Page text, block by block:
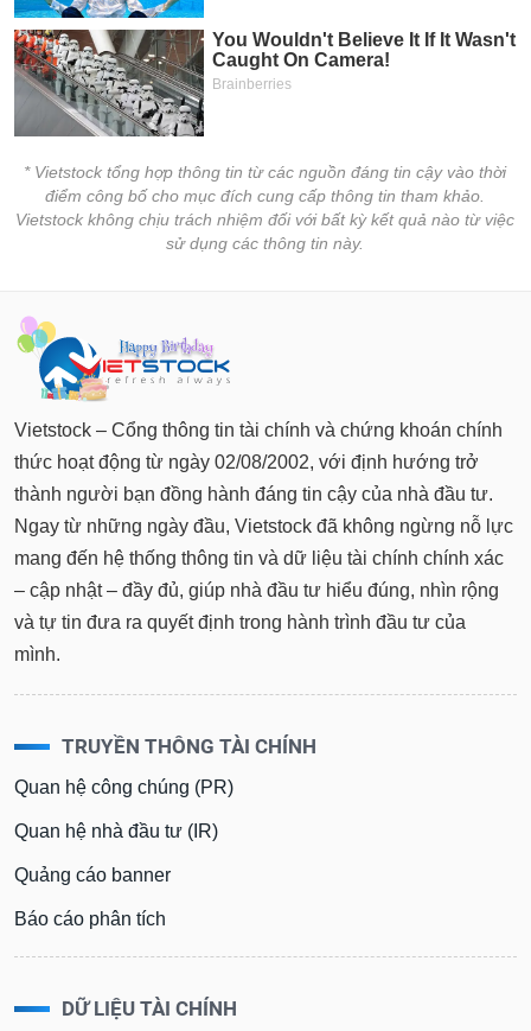
* Vietstock tổng hợp thông tin từ các nguồn đáng tin cậy vào thời
điểm công bố cho mục đích cung cấp thông tin tham khảo.
Vietstock không chịu trách nhiệm đối với bất kỳ kết quả nào từ việc
sử dụng các thông tin này.
Vietstock – Cổng thông tin tài chính và chứng khoán chính
thức hoạt động từ ngày 02/08/2002, với định hướng trở
thành người bạn đồng hành đáng tin cậy của nhà đầu tư.
Ngay từ những ngày đầu, Vietstock đã không ngừng nỗ lực
mang đến hệ thống thông tin và dữ liệu tài chính chính xác
– cập nhật – đầy đủ, giúp nhà đầu tư hiểu đúng, nhìn rộng
và tự tin đưa ra quyết định trong hành trình đầu tư của
mình.
TRUYỀN THÔNG TÀI CHÍNH
Quan hệ công chúng (PR)
Quan hệ nhà đầu tư (IR)
Quảng cáo banner
Báo cáo phân tích
DỮ LIỆU TÀI CHÍNH
cụ
đầu
thông
tài
chính
Dữ
tài
chính